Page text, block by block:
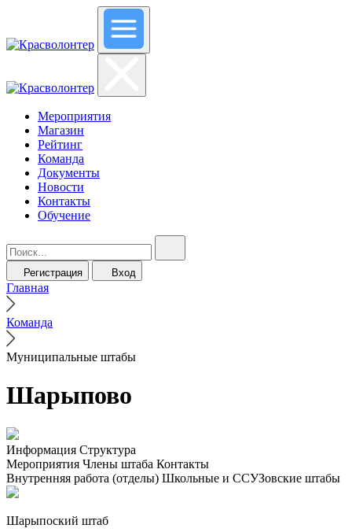
Мероприятия
Магазин
Рейтинг
Команда
Документы
Новости
Контакты
Обучение
Регистрация Вход
Главная
Команда
Муниципальные штабы
Шарыпово
Информация Структура
Мероприятия Члены штаба Контакты
Внутренняя работа (отделы) Школьные и ССУЗовские штабы
Шарыпоский штаб